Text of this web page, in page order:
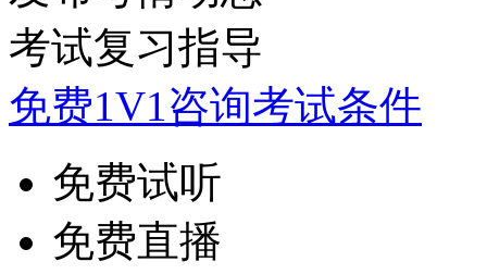
考试复习指导
免费1V1咨询考试条件
免费试听
免费直播